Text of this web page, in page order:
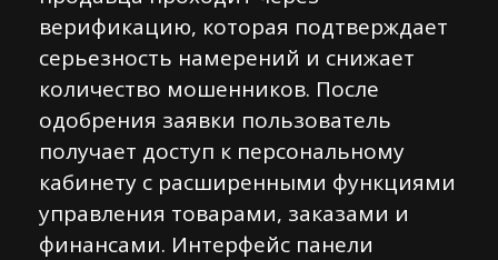
верификацию, которая подтверждает
серьезность намерений и снижает
количество мошенников. После
одобрения заявки пользователь
получает доступ к персональному
кабинету с расширенными функциями
управления товарами, заказами и
финансами. Интерфейс панели